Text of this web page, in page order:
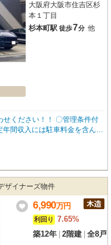
大阪府大阪市住吉区杉
本１丁目
杉本町駅 徒歩7分 他
！！ 〇管理条件付
ト付
・TVモニタ付きインターホ
談も承ります。
ザイナーズ物件
6,990万円
利回り
7.65%
築12年 2階建 全8戸